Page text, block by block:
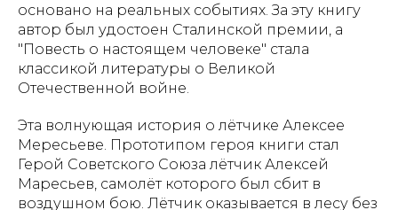
основано на реальных событиях. За эту книгу
автор был удостоен Сталинской премии, а
"Повесть о настоящем человеке" стала
классикой литературы о Великой
Отечественной войне.
Эта волнующая история о лётчике Алексее
Мересьеве. Прототипом героя книги стал
Герой Советского Союза лётчик Алексей
Маресьев, самолёт которого был сбит в
воздушном бою. Лётчик оказывается в лесу без